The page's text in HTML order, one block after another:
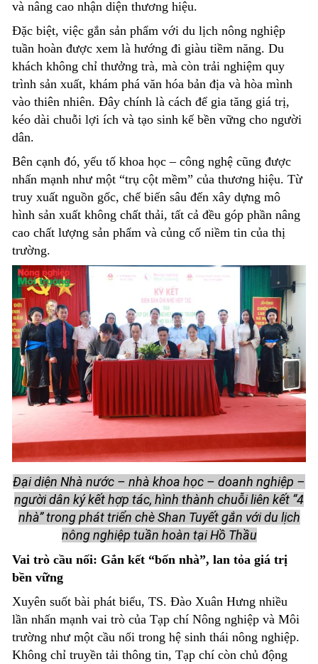
và nâng cao nhận diện thương hiệu.
Đặc biệt, việc gắn sản phẩm với du lịch nông nghiệp
tuần hoàn được xem là hướng đi giàu tiềm năng. Du
khách không chỉ thưởng trà, mà còn trải nghiệm quy
trình sản xuất, khám phá văn hóa bản địa và hòa mình
vào thiên nhiên. Đây chính là cách để gia tăng giá trị,
kéo dài chuỗi lợi ích và tạo sinh kế bền vững cho người
dân.
Bên cạnh đó, yếu tố khoa học – công nghệ cũng được
nhấn mạnh như một “trụ cột mềm” của thương hiệu. Từ
truy xuất nguồn gốc, chế biến sâu đến xây dựng mô
hình sản xuất không chất thải, tất cả đều góp phần nâng
cao chất lượng sản phẩm và củng cố niềm tin của thị
trường.
Đại diện Nhà nước – nhà khoa học – doanh nghiệp –
người dân ký kết hợp tác, hình thành chuỗi liên kết “4
nhà” trong phát triển chè Shan Tuyết gắn với du lịch
nông nghiệp tuần hoàn tại Hồ Thầu
Vai trò cầu nối: Gắn kết “bốn nhà”, lan tỏa giá trị
bền vững
Xuyên suốt bài phát biểu, TS. Đào Xuân Hưng nhiều
lần nhấn mạnh vai trò của Tạp chí Nông nghiệp và Môi
trường như một cầu nối trong hệ sinh thái nông nghiệp.
Không chỉ truyền tải thông tin, Tạp chí còn chủ động